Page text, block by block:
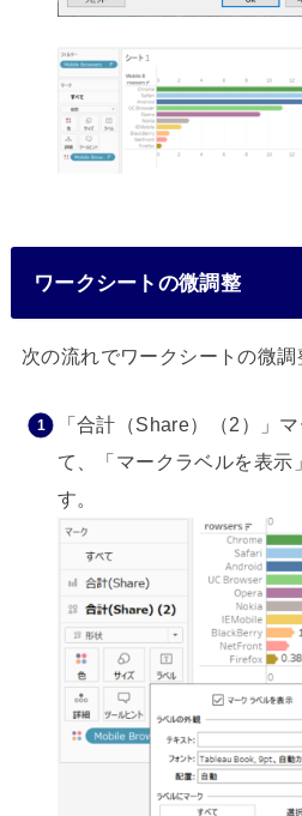
ワークシートの微調整
次の流れでワークシートの微調
「合計（Share）（2）」
て、「マークラベルを表示
す。